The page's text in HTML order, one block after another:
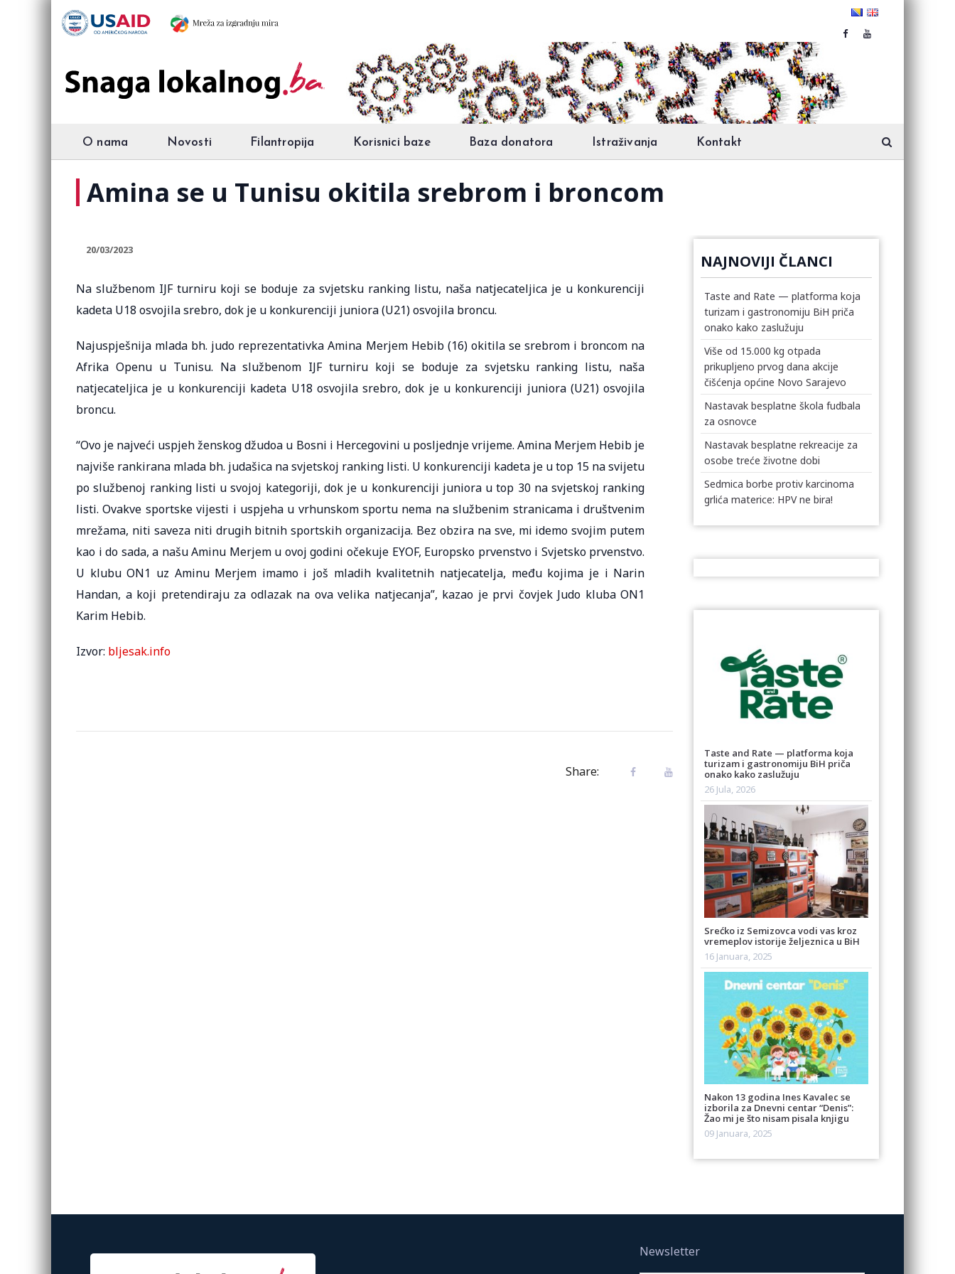
O nama Novosti Filantropija Korisnici baze Baza donatora Istraživanja Kontakt
Amina se u Tunisu okitila srebrom i broncom
20/03/2023
Na službenom IJF turniru koji se boduje za svjetsku ranking listu, naša natjecateljica je u konkurenciji
kadeta U18 osvojila srebro, dok je u konkurenciji juniora (U21) osvojila broncu.
Najuspješnija mlada bh. judo reprezentativka Amina Merjem Hebib (16) okitila se srebrom i broncom na
Afrika Openu u Tunisu. Na službenom IJF turniru koji se boduje za svjetsku ranking listu, naša
natjecateljica je u konkurenciji kadeta U18 osvojila srebro, dok je u konkurenciji juniora (U21) osvojila
broncu.
“Ovo je najveći uspjeh ženskog džudoa u Bosni i Hercegovini u posljednje vrijeme. Amina Merjem Hebib je
najviše rankirana mlada bh. judašica na svjetskoj ranking listi. U konkurenciji kadeta je u top 15 na svijetu
po službenoj ranking listi u svojoj kategoriji, dok je u konkurenciji juniora u top 30 na svjetskoj ranking
listi. Ovakve sportske vijesti i uspjeha u vrhunskom sportu nema na službenim stranicama i društvenim
mrežama, niti saveza niti drugih bitnih sportskih organizacija. Bez obzira na sve, mi idemo svojim putem
kao i do sada, a našu Aminu Merjem u ovoj godini očekuje EYOF, Europsko prvenstvo i Svjetsko prvenstvo.
U klubu ON1 uz Aminu Merjem imamo i još mladih kvalitetnih natjecatelja, među kojima je i Narin
Handan, a koji pretendiraju za odlazak na ova velika natjecanja”, kazao je prvi čovjek Judo kluba ON1
Karim Hebib.
Izvor: bljesak.info
Share:
NAJNOVIJI ČLANCI
Taste and Rate — platforma koja
turizam i gastronomiju BiH priča
onako kako zaslužuju
Više od 15.000 kg otpada
prikupljeno prvog dana akcije
čišćenja općine Novo Sarajevo
Nastavak besplatne škola fudbala
za osnovce
Nastavak besplatne rekreacije za
osobe treće životne dobi
Sedmica borbe protiv karcinoma
grlića materice: HPV ne bira!
Taste and Rate — platforma koja
turizam i gastronomiju BiH priča
onako kako zaslužuju
26 Jula, 2026
Srećko iz Semizovca vodi vas kroz
vremeplov istorije željeznica u BiH
16 Januara, 2025
Nakon 13 godina Ines Kavalec se
izborila za Dnevni centar “Denis”:
Žao mi je što nisam pisala knjigu
09 Januara, 2025
Newsletter